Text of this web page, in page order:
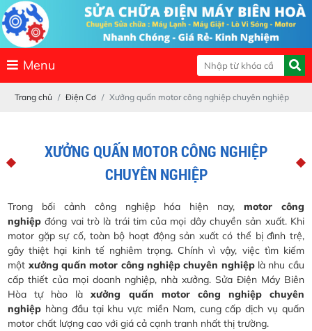
Menu
Trang chủ Điện Cơ Xưởng quấn motor công nghiệp chuyên nghiệp
XƯỞNG QUẤN MOTOR CÔNG NGHIỆP
CHUYÊN NGHIỆP
Trong bối cảnh công nghiệp hóa hiện nay, motor công
nghiệp đóng vai trò là trái tim của mọi dây chuyền sản xuất. Khi
motor gặp sự cố, toàn bộ hoạt động sản xuất có thể bị đình trệ,
gây thiệt hại kinh tế nghiêm trọng. Chính vì vậy, việc tìm kiếm
một xưởng quấn motor công nghiệp chuyên nghiệplà nhu cầu
cấp thiết của mọi doanh nghiệp, nhà xưởng. Sửa Điện Máy Biên
Hòa tự hào làxưởng quấn motor công nghiệp chuyên
nghiệp hàng đầu tại khu vực miền Nam, cung cấp dịch vụ quấn
motor chất lượng cao với giá cả cạnh tranh nhất thị trường.